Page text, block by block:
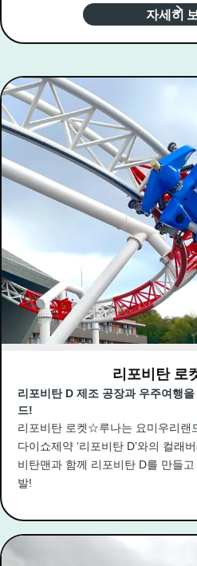
자세히
리포비탄 로
리포비탄 D 제조 공장과 우주여행
드!
리포비탄 로켓☆루나는 요미우리랜
다이쇼제약 ‘리포비탄 D’와의 컬래
비탄맨과 함께 리포비탄 D를 만들
발!